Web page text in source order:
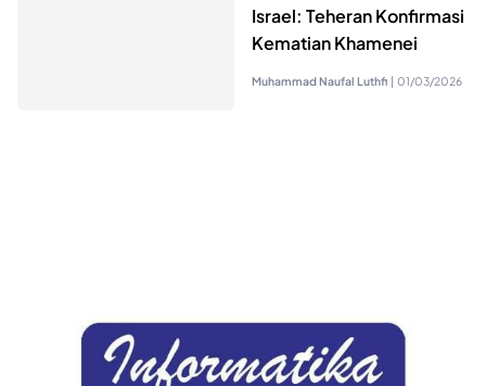
Israel: Teheran Konfirmasi
Kematian Khamenei
Muhammad Naufal Luthfi | 01/03/2026